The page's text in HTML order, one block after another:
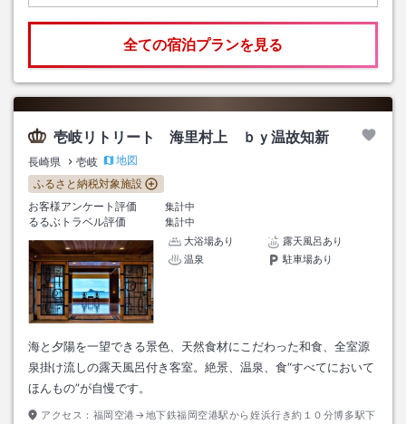
全ての宿泊プランを見る
壱岐リトリート 海里村上 ｂｙ温故知新
長崎県 壱岐
地図
ふるさと納税対象施設
お客様アンケート評価
集計中
るるぶトラベル評価
集計中
大浴場あり
露天風呂あり
温泉
駐車場あり
海と夕陽を一望できる景色、天然食材にこだわった和食、全室源
泉掛け流しの露天風呂付き客室。絶景、温泉、食“すべてにおいて
ほんもの”が自慢です。
アクセス： 福岡空港→地下鉄福岡空港駅から姪浜行き約１０分博多駅下